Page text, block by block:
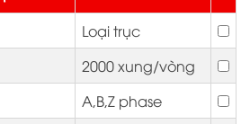
Loại trục
2000 xung/vòng
A,B,Z phase